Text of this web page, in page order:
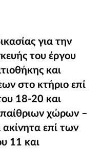
για την
του έργου
και χώρου
επί της
20 και εργασίες
χώρων –
επί των
11 και
για την
του έργου
και
στο κτήριο επί
18-20 και
χώρων –
επί των
11 και